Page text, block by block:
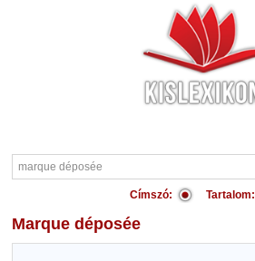
Címszó: Tartalom:
marque déposée